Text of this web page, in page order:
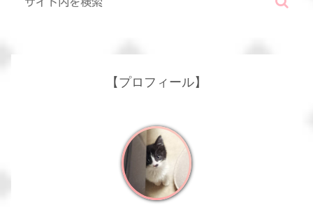
【プロフィール】